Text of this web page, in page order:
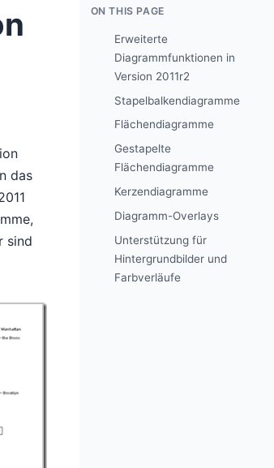
das
sind
ON THIS PAGE
Erweiterte
Diagrammfunktionen in
Version 2011r2
Stapelbalkendiagramme
Flächendiagramme
Gestapelte
Flächendiagramme
Kerzendiagramme
Diagramm-Overlays
Unterstützung für
Hintergrundbilder und
Farbverläufe